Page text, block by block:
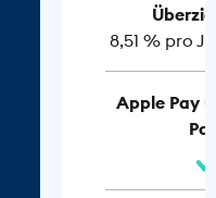
8,51 % pro
Apple Pay